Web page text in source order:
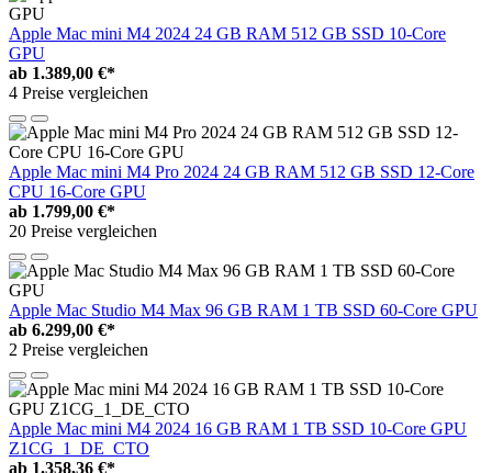
Apple Mac mini M4 2024 24 GB RAM 512 GB SSD 10-Core
GPU
ab 1.389,00 €*
4 Preise vergleichen
Apple Mac mini M4 Pro 2024 24 GB RAM 512 GB SSD 12-Core
CPU 16-Core GPU
ab 1.799,00 €*
20 Preise vergleichen
Apple Mac Studio M4 Max 96 GB RAM 1 TB SSD 60-Core GPU
ab 6.299,00 €*
2 Preise vergleichen
Apple Mac mini M4 2024 16 GB RAM 1 TB SSD 10-Core GPU
Z1CG_1_DE_CTO
ab 1.358,36 €*